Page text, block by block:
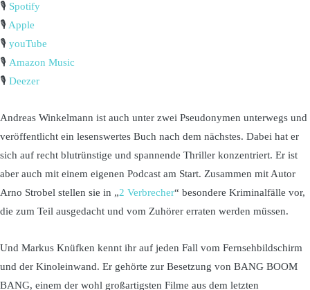
🎙️ Spotify
🎙️Apple
🎙️ youTube
🎙️ Amazon Music
🎙️ Deezer
Andreas Winkelmann ist auch unter zwei Pseudonymen unterwegs und
veröffentlicht ein lesenswertes Buch nach dem nächstes. Dabei hat er
sich auf recht blutrünstige und spannende Thriller konzentriert. Er ist
aber auch mit einem eigenen Podcast am Start. Zusammen mit Autor
Arno Strobel stellen sie in „2 Verbrecher“ besondere Kriminalfälle vor,
die zum Teil ausgedacht und vom Zuhörer erraten werden müssen.
Und Markus Knüfken kennt ihr auf jeden Fall vom Fernsehbildschirm
und der Kinoleinwand. Er gehörte zur Besetzung von BANG BOOM
BANG, einem der wohl großartigsten Filme aus dem letzten